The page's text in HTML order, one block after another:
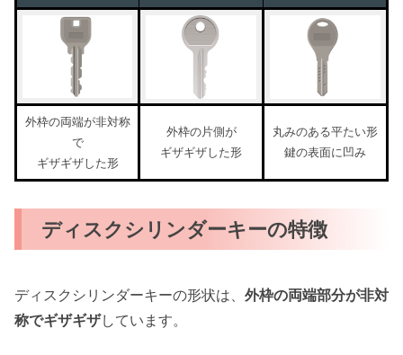
外枠の両端が非対称
で
ギザギザした形
外枠の片側が
ギザギザした形
丸みのある平たい形
鍵の表面に凹み
ディスクシリンダーキーの特徴
ディスクシリンダーキーの形状は、 外枠の両端部分が非対
称でギザギザしています。